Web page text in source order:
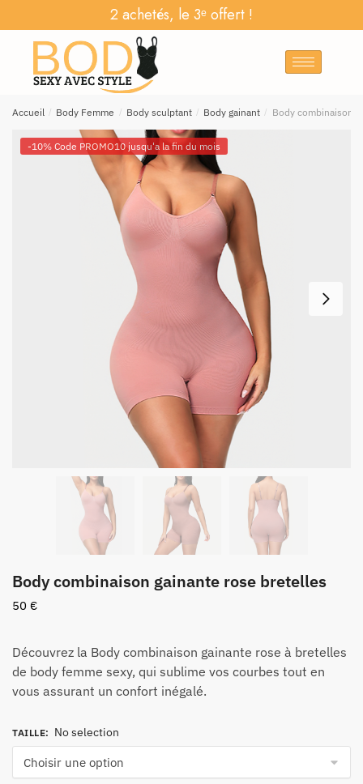
2 achetés, le 3ᵉ offert !
Accueil / Body Femme / Body sculptant / Body gainant / Body combinaison
-10% Code PROMO10 jusqu'a la fin du mois
Body combinaison gainante rose bretelles
50 €
Découvrez la Body combinaison gainante rose à bretelles
de body femme sexy, qui sublime vos courbes tout en
vous assurant un confort inégalé.
TAILLE: No selection